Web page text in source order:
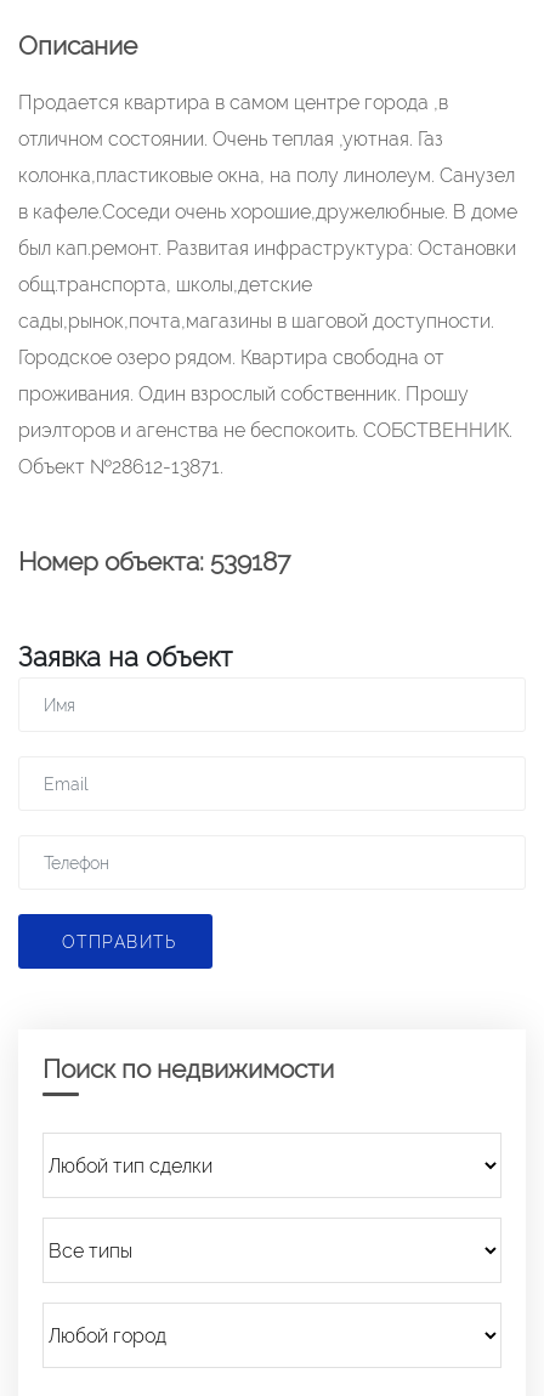
Описание
Продается квартира в самом центре города ,в
отличном состоянии. Очень теплая ,уютная. Газ
колонка,пластиковые окна, на полу линолеум. Санузел
в кафеле.Соседи очень хорошие,дружелюбные. В доме
был кап.ремонт. Развитая инфраструктура: Остановки
общ.транспорта, школы,детские
сады,рынок,почта,магазины в шаговой доступности.
Городское озеро рядом. Квартира свободна от
проживания. Один взрослый собственник. Прошу
риэлторов и агенства не беспокоить. СОБСТВЕННИК.
Объект №28612-13871.
Номер объекта: 539187
Заявка на объект
ОТПРАВИТЬ
Поиск по недвижимости